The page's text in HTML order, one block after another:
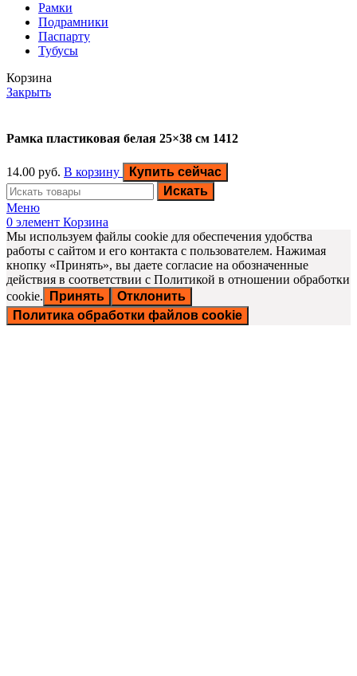
Рамки
Подрамники
Паспарту
Тубусы
Корзина
Закрыть
Рамка пластиковая белая 25×38 см 1412
14.00 руб. В корзину
Купить сейчас
Искать
Меню
0 элемент Корзина
Мы используем файлы cookie для обеспечения удобства
работы с сайтом и его контакта с пользователем. Нажимая
кнопку «Принять», вы даете согласие на обозначенные
действия в соответствии с Политикой в отношении обработки
cookie.
Принять
Отклонить
Политика обработки файлов cookie